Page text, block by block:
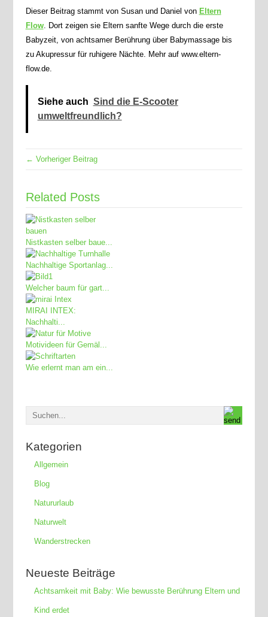
Dieser Beitrag stammt von Susan und Daniel von Eltern
Flow. Dort zeigen sie Eltern sanfte Wege durch die erste
Babyzeit, von achtsamer Berührung über Babymassage bis
zu Akupressur für ruhigere Nächte. Mehr auf www.eltern-
flow.de.
Siehe auch Sind die E-Scooter
umweltfreundlich?
← Vorheriger Beitrag
Related Posts
Nistkasten selber baue...
Nachhaltige Sportanlag...
Welcher baum für gart...
MIRAI INTEX:
Nachhalti...
Motivideen für Gemäl...
Wie erlernt man am ein...
Kategorien
Allgemein
Blog
Natururlaub
Naturwelt
Wanderstrecken
Neueste Beiträge
Achtsamkeit mit Baby: Wie bewusste Berührung Eltern und
Kind erdet